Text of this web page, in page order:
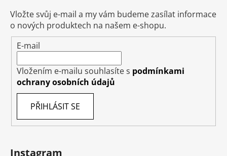
Vložte svůj e-mail a my vám budeme zasílat informace
o nových produktech na našem e-shopu.
E-mail
Vložením e-mailu souhlasíte s podmínkami
ochrany osobních údajů
PŘIHLÁSIT SE
Instagram